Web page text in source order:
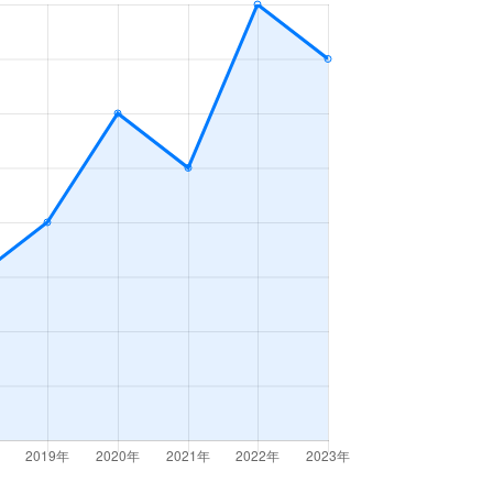
3ＬＤＫ
2023年7～9月
2023年7～9月
3ＬＤＫ
2023年7～9月
3ＬＤＫ
2023年7～9月
2ＤＫ
3ＬＤＫ
2023年4～6月